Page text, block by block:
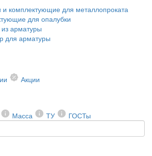
и комплектующие для металлопроката
для опалубки
арматуры
для арматуры
Акции
Масса ТУ ГОСТы